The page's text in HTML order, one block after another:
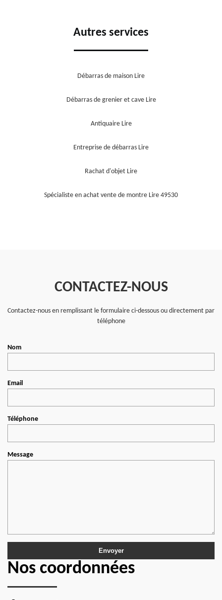
Autres services
Débarras de maison Lire
Débarras de grenier et cave Lire
Antiquaire Lire
Entreprise de débarras Lire
Rachat d'objet Lire
Spécialiste en achat vente de montre Lire 49530
CONTACTEZ-NOUS
Contactez-nous en remplissant le formulaire ci-dessous ou directement par
téléphone
Nom
Email
Téléphone
Message
Nos coordonnées